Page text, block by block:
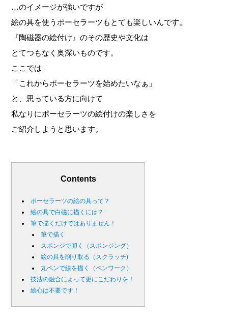
…のイメージが強いですが
絵の具を使うポーセラーツもとても楽しいんです。
『陶磁器の絵付け』のその歴史や文化は
とてつもなく奥深いものです。
ここでは
「これからポーセラーツを始めたいなぁ」
と、思っている方に向けて
私なりにポーセラーツの絵付けの楽しさを
ご紹介しようと思います。
Contents
ポーセラーツの絵の具って？
絵の具で白磁に描くには？
筆で描くだけではありません！
筆で描く
スポンジで叩く（スポンジング）
絵の具を削り取る（スクラッチ)
丸ペンで線を描く（ペンワーク）
技法の融合によって更にこだわりを！
絵心は不要です！